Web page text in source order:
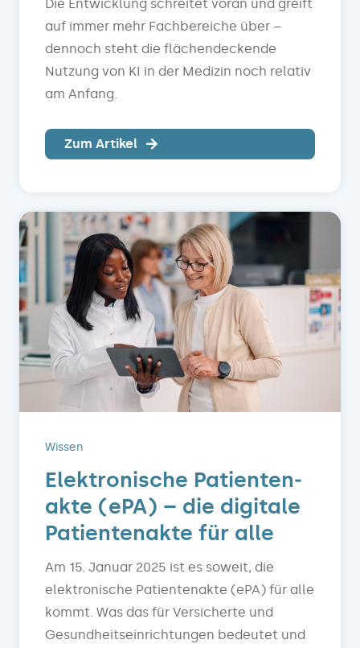
Die Entwicklung schreitet voran und greift
auf immer mehr Fachbereiche über –
dennoch steht die flächendeckende
Nutzung von KI in der Medizin noch relativ
am Anfang.
Zum Artikel
Wissen
Elektronische Patienten­
akte (ePA) – die digitale
Patientenakte für alle
Am 15. Januar 2025 ist es soweit, die
elektronische Patientenakte (ePA) für alle
kommt. Was das für Versicherte und
Gesundheitseinrichtungen bedeutet und